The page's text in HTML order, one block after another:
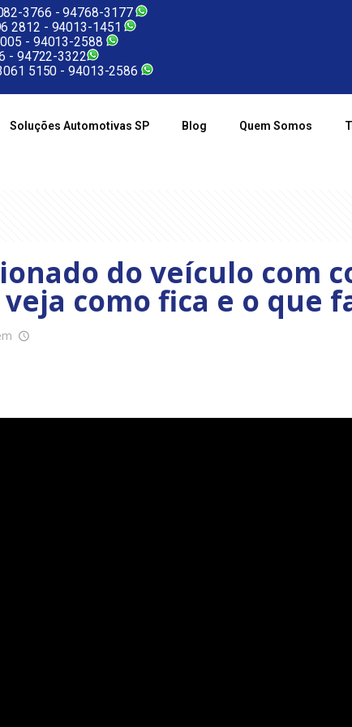
3766 -94768-3177
2812 - 94013-1451
- 94013-2588
- 94722-3322
5150 -94013-2586
Soluções Automotivas SP Blog Quem Somos
do veículo com
como fica e o que